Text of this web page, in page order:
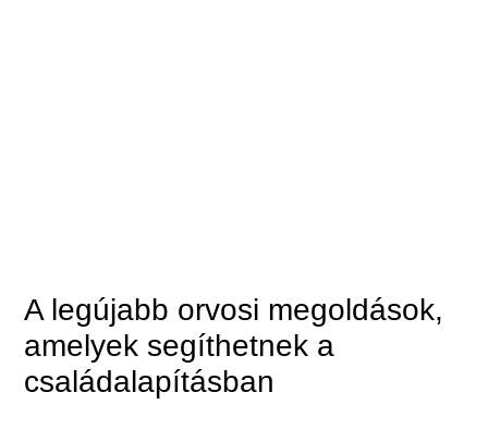
A legújabb orvosi megoldások,
amelyek segíthetnek a
családalapításban